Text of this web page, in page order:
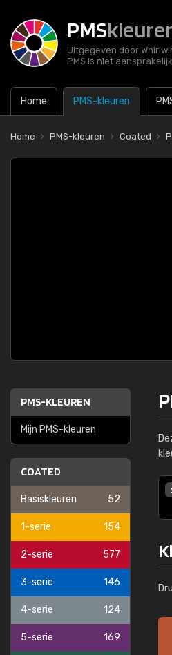
PMS
Uitgegeven door
PMS is niet
Home PMS-kleuren
Home PMS-kleuren Coated
PMS-KLEUREN
Mijn PMS-kleuren
COATED
Basiskleuren 52
1-serie 154
2-serie 577
3-serie 146
4-serie 124
5-serie 169